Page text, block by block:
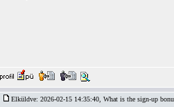
Elküldve: 2026-02-15 14:35:40, What is the sign-up